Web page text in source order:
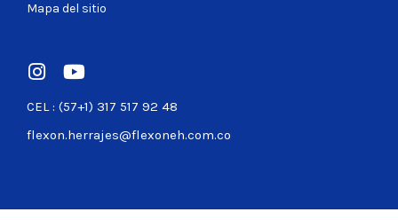
CEL : (57+1) 317 517 92 48
flexon.herrajes@flexoneh.com.co
Mapa del sitio